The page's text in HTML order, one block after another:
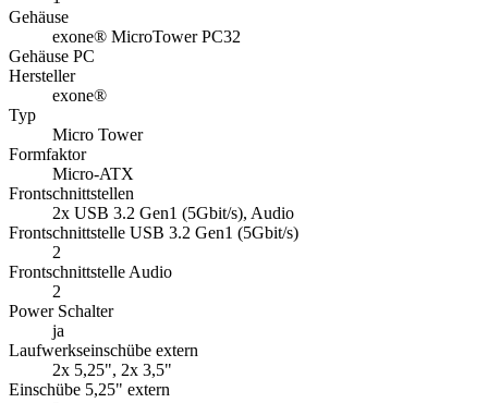
Gehäuse
exone® MicroTower PC32
Gehäuse PC
Hersteller
exone®
Typ
Micro Tower
Formfaktor
Micro-ATX
Frontschnittstellen
2x USB 3.2 Gen1 (5Gbit/s), Audio
Frontschnittstelle USB 3.2 Gen1 (5Gbit/s)
2
Frontschnittstelle Audio
2
Power Schalter
ja
Laufwerkseinschübe extern
2x 5,25", 2x 3,5"
Einschübe 5,25" extern